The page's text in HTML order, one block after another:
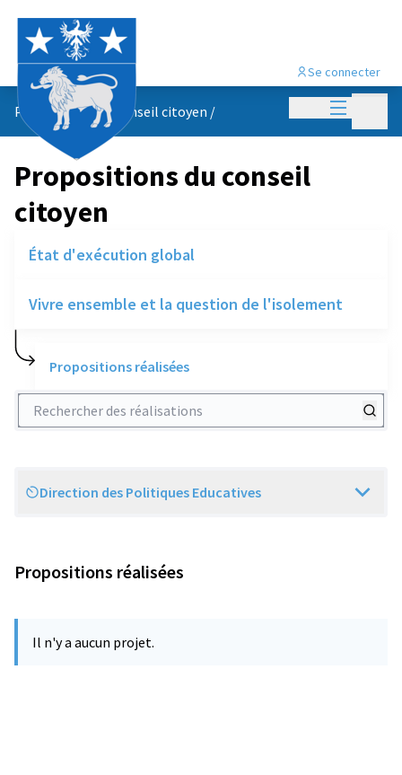
Menu
Se connecter
Propositions du conseil citoyen /
Propositions du conseil
citoyen
État d'exécution global
Vivre ensemble et la question de l'isolement
Propositions réalisées
Rechercher des réalisations
Scope
Direction des Politiques Educatives
Propositions réalisées
Il n'y a aucun projet.